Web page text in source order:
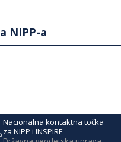
NIPP-a
Nacionalna kontaktna točka
za NIPP i INSPIRE